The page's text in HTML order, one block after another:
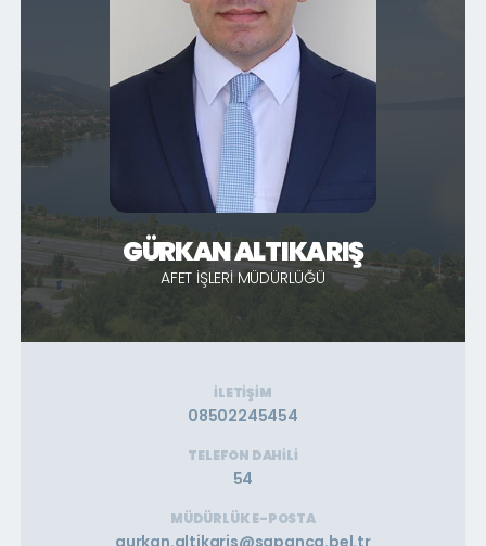
GÜRKAN ALTIKARIŞ
AFET İŞLERI MÜDÜRLÜĞÜ
İLETIŞIM
08502245454
TELEFON DAHILI
54
MÜDÜRLÜK E-POSTA
gurkan.altikaris@sapanca.bel.tr